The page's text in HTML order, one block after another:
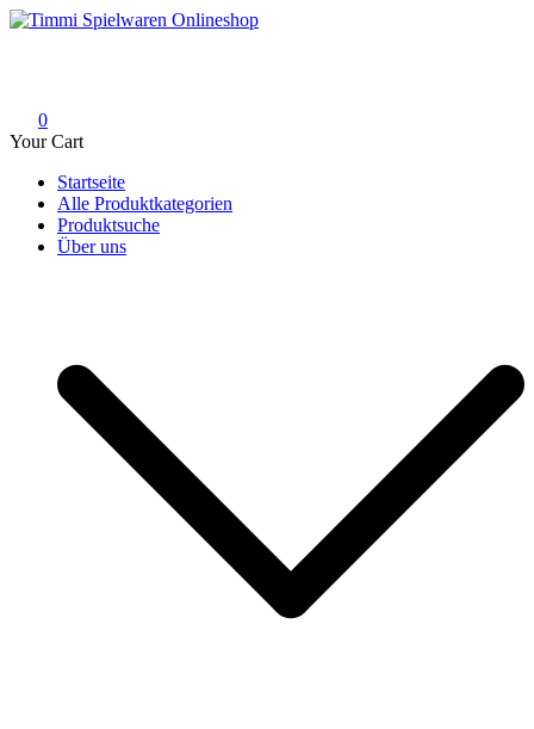
Skip
0
Your Cart
Startseite
Alle Produktkategorien
Produktsuche
Über uns